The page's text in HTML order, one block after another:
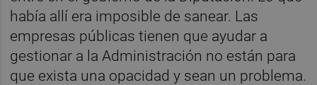
había allí era imposible de sanear. Las
empresas públicas tienen que ayudar a
gestionar a la Administración no están para
que exista una opacidad y sean un problema.